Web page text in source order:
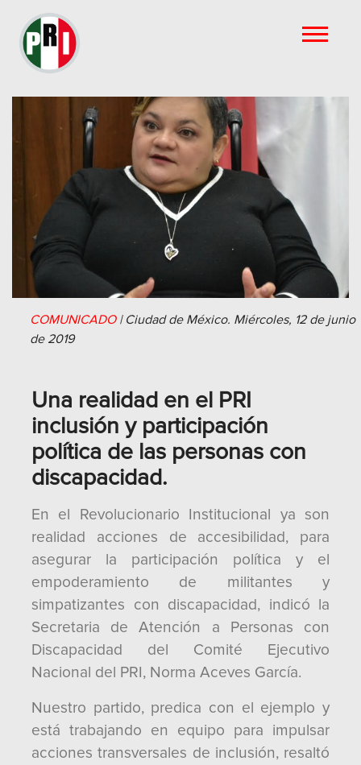
COMUNICADO| Ciudad de México. Miércoles, 12 de junio
de 2019
Una realidad en el PRI
inclusión y participación
política de las personas con
discapacidad.
En el Revolucionario Institucional ya son
realidad acciones de accesibilidad, para
asegurar la participación política y el
empoderamiento de militantes y
simpatizantes con discapacidad, indicó la
Secretaria de Atención a Personas con
Discapacidad del Comité Ejecutivo
Nacional del PRI, Norma Aceves García.
Nuestro partido, predica con el ejemplo y
está trabajando en equipo para impulsar
acciones transversales de inclusión, resaltó